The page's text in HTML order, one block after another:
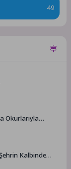
49
Okurlarıyla
Kalbinde